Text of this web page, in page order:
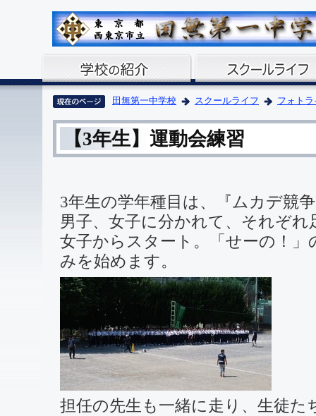
田無第一中学校 スクールライフ フォト
【3年生】運動会練習
3年生の学年種目は、『ムカデ競
男子、女子に分かれて、それぞ
女子からスタート。「せーの！
みを始めます。
担任の先生も一緒に走り、生徒た